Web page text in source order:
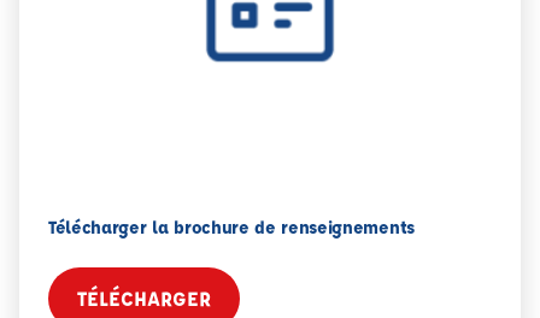
Télécharger la brochure de renseignements
TÉLÉCHARGER